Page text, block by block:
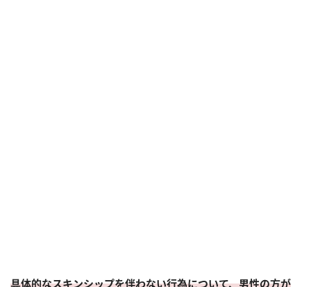
具体的なスキンシップを伴わない行為について、男性の方が